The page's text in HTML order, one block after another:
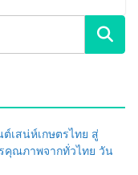
เสน่ห์เกษตรไทย สู่
คุณภาพจากทั่วไทย วัน